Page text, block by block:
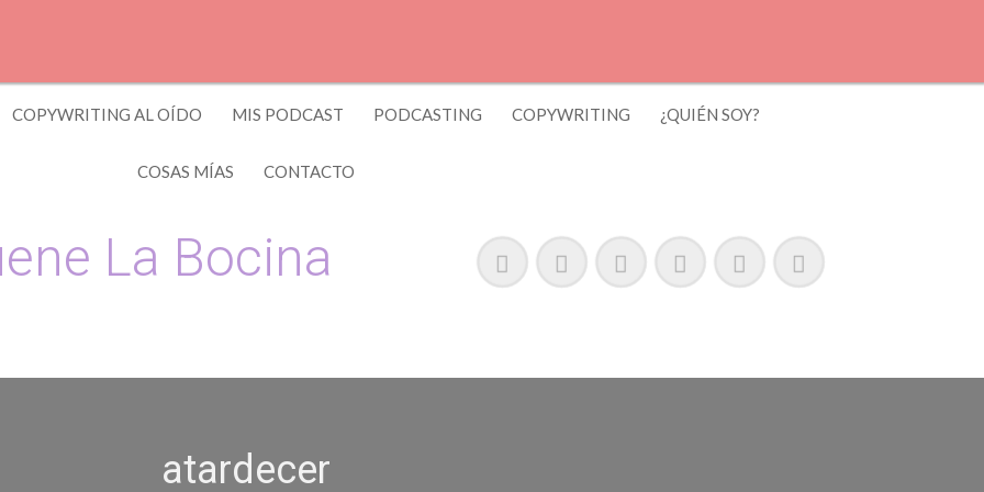
COPYWRITING AL OÍDO MIS PODCAST PODCASTING COPYWRITING ¿QUIÉN SOY?
COSAS MÍAS CONTACTO
La Bocina
atardecer